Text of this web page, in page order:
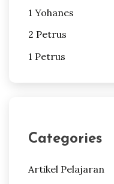
1 Yohanes
2 Petrus
1 Petrus
Categories
Artikel Pelajaran